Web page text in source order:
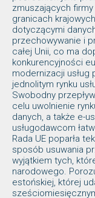
zmuszających
granicach
dotyczącymi
przechowywanie i
całej Unii, co ma
konkurencyjności
modernizacji usług
jednolitym rynku
Swobodny
celu uwolnienie
danych, a także e-
usługodawcom
Rada UE poparła
sposób usuwania
wyjątkiem tych,
narodowego.
estońskiej, której